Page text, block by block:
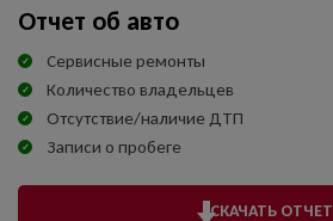
Отчет об авто
Сервисные ремонты
Количество владельцев
Отсутствие/наличие ДТП
Записи о пробеге
СКАЧАТЬ ОТЧЕТ